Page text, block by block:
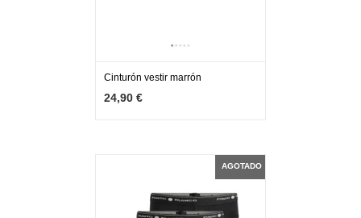
VER OPCIONES
Cinturón vestir marrón
24,90 €
AGOTADO